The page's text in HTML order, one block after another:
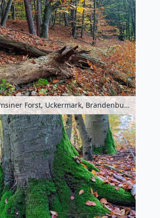
Buchenwald im Grumsiner Forst, Uckermark, Brandenburg, Deutschland